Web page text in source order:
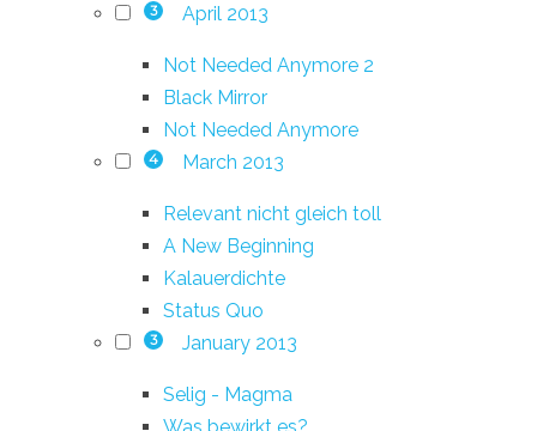
3 April 2013
Not Needed Anymore 2
Black Mirror
Not Needed Anymore
4 March 2013
Relevant nicht gleich toll
A New Beginning
Kalauerdichte
Status Quo
3 January 2013
Selig - Magma